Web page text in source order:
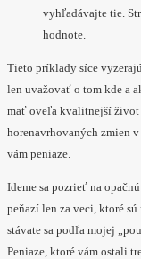
vyhľadávajte tie.
hodnote.
Tieto príklady síce
len uvažovať o tom kde a
mať oveľa kvalitnejší život
horenavrhovaných zmien
vám peniaze.
Ideme sa pozrieť na
peňazí len za veci, ktoré
stávate sa podľa mojej
Peniaze, ktoré vám ostali